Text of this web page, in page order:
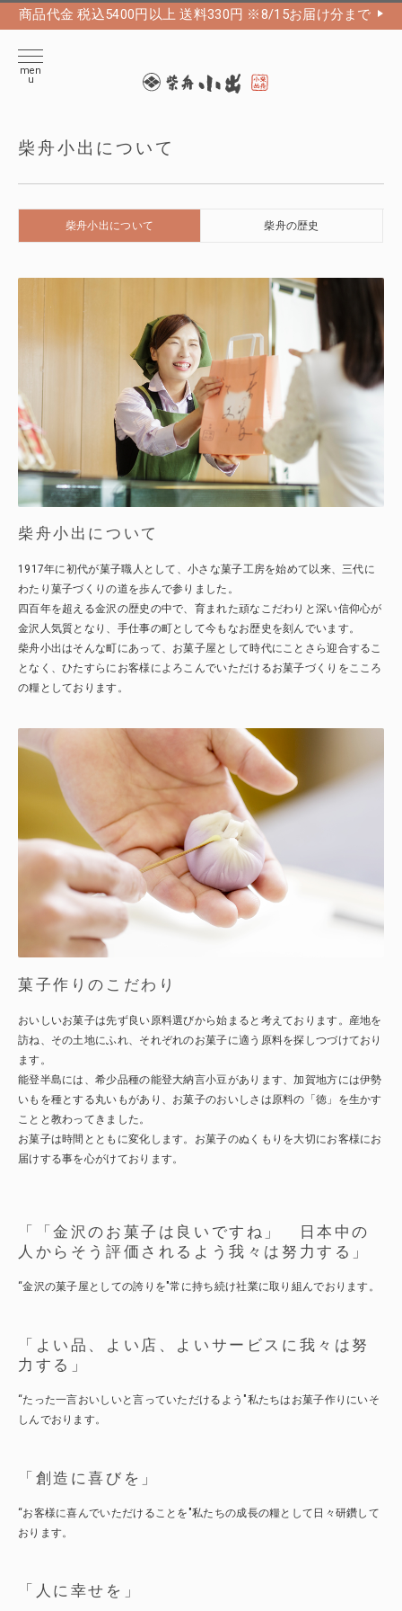
商品代金 税込5400円以上 送料330円 ※8/15お届け分まで
men
u
柴舟小出について
柴舟小出について 柴舟の歴史
柴舟小出について
1917年に初代が菓子職人として、小さな菓子工房を始めて以来、三代に
わたり菓子づくりの道を歩んで参りました。
四百年を超える金沢の歴史の中で、育まれた頑なこだわりと深い信仰心が
金沢人気質となり、手仕事の町として今もなお歴史を刻んでいます。
柴舟小出はそんな町にあって、お菓子屋として時代にことさら迎合するこ
となく、ひたすらにお客様によろこんでいただけるお菓子づくりをこころ
の糧としております。
菓子作りのこだわり
おいしいお菓子は先ず良い原料選びから始まると考えております。産地を
訪ね、その土地にふれ、それぞれのお菓子に適う原料を探しつづけており
ます。
能登半島には、希少品種の能登大納言小豆があります、加賀地方には伊勢
いもを種とする丸いもがあり、お菓子のおいしさは原料の「徳」を生かす
ことと教わってきました。
お菓子は時間とともに変化します。お菓子のぬくもりを大切にお客様にお
届けする事を心がけております。
「「金沢のお菓子は良いですね」
日本中の
人からそう評価されるよう我々は努力する」
“金沢の菓子屋としての誇りを"常に持ち続け社業に取り組んでおります。
「よい品、よい店、よいサービスに我々は努
力する」
“たった一言おいしいと言っていただけるよう"私たちはお菓子作りにいそ
しんでおります。
「創造に喜びを」
“お客様に喜んでいただけることを"私たちの成長の糧として日々研鑽して
おります。
「人に幸せを」